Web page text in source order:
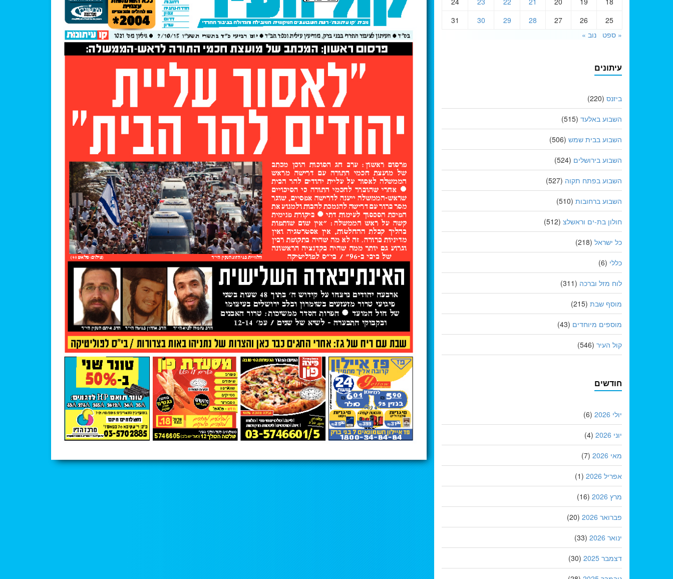
25
26
27
28
29
30
31
« ספט
נוב »
עיתונים
ביזנס (220)
השבוע באלעד (515)
השבוע בבית שמש (506)
השבוע בירושלים (524)
השבוע בפתח תקוה (527)
השבוע ברחובות (510)
חולון בת-ים וראשלצ (512)
כל ישראל (218)
כללי (6)
לוח מזל וברכה (311)
מוסף שבת (215)
מוספים מיוחדים (43)
קול העיר (546)
חודשים
יולי 2026 (6)
יוני 2026 (4)
מאי 2026 (7)
אפריל 2026 (1)
מרץ 2026 (16)
פברואר 2026 (20)
ינואר 2026 (33)
דצמבר 2025 (30)